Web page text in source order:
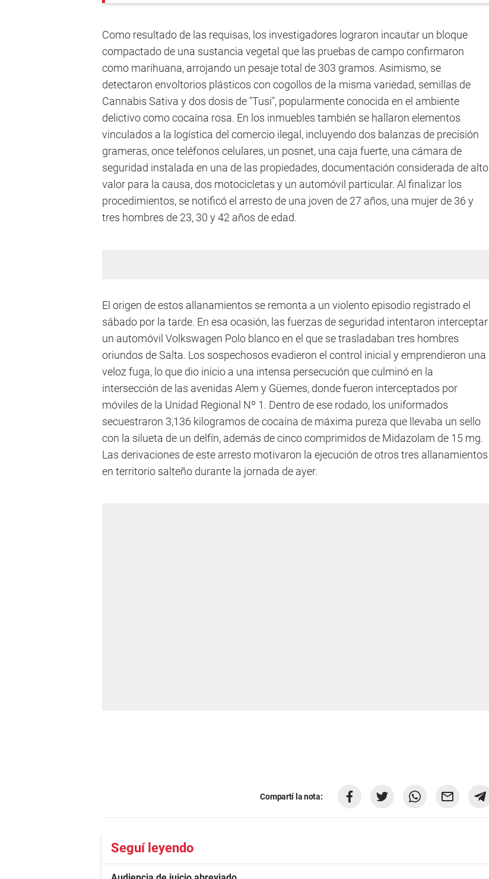
Como resultado de las requisas, los investigadores lograron incautar un bloque
compactado de una sustancia vegetal que las pruebas de campo confirmaron
como marihuana, arrojando un pesaje total de 303 gramos. Asimismo, se
detectaron envoltorios plásticos con cogollos de la misma variedad, semillas de
Cannabis Sativa y dos dosis de "Tusi", popularmente conocida en el ambiente
delictivo como cocaína rosa. En los inmuebles también se hallaron elementos
vinculados a la logística del comercio ilegal, incluyendo dos balanzas de precisión
grameras, once teléfonos celulares, un posnet, una caja fuerte, una cámara de
seguridad instalada en una de las propiedades, documentación considerada de alto
valor para la causa, dos motocicletas y un automóvil particular. Al finalizar los
procedimientos, se notificó el arresto de una joven de 27 años, una mujer de 36 y
tres hombres de 23, 30 y 42 años de edad.
El origen de estos allanamientos se remonta a un violento episodio registrado el
sábado por la tarde. En esa ocasión, las fuerzas de seguridad intentaron interceptar
un automóvil Volkswagen Polo blanco en el que se trasladaban tres hombres
oriundos de Salta. Los sospechosos evadieron el control inicial y emprendieron una
veloz fuga, lo que dio inicio a una intensa persecución que culminó en la
intersección de las avenidas Alem y Güemes, donde fueron interceptados por
móviles de la Unidad Regional Nº 1. Dentro de ese rodado, los uniformados
secuestraron 3,136 kilogramos de cocaína de máxima pureza que llevaba un sello
con la silueta de un delfín, además de cinco comprimidos de Midazolam de 15 mg.
Las derivaciones de este arresto motivaron la ejecución de otros tres allanamientos
en territorio salteño durante la jornada de ayer.
Compartí la nota:
Seguí leyendo